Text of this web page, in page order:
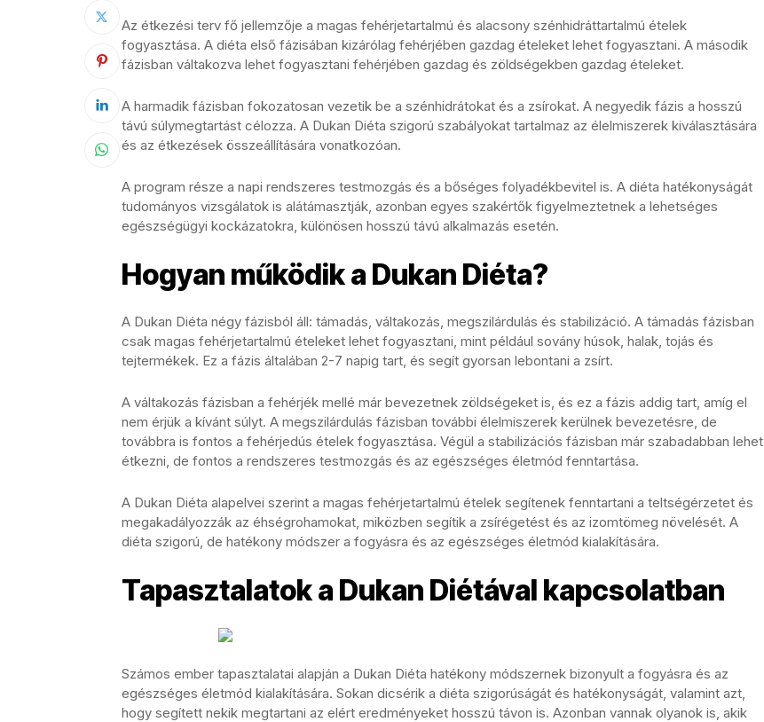
Az étkezési terv fő jellemzője a magas fehérjetartalmú és alacsony szénhidráttartalmú ételek
fogyasztása. A diéta első fázisában kizárólag fehérjében gazdag ételeket lehet fogyasztani. A második
fázisban váltakozva lehet fogyasztani fehérjében gazdag és zöldségekben gazdag ételeket.
A harmadik fázisban fokozatosan vezetik be a szénhidrátokat és a zsírokat. A negyedik fázis a hosszú
távú súlymegtartást célozza. A Dukan Diéta szigorú szabályokat tartalmaz az élelmiszerek kiválasztására
és az étkezések összeállítására vonatkozóan.
A program része a napi rendszeres testmozgás és a bőséges folyadékbevitel is. A diéta hatékonyságát
tudományos vizsgálatok is alátámasztják, azonban egyes szakértők figyelmeztetnek a lehetséges
egészségügyi kockázatokra, különösen hosszú távú alkalmazás esetén.
Hogyan működik a Dukan Diéta?
A Dukan Diéta négy fázisból áll: támadás, váltakozás, megszilárdulás és stabilizáció. A támadás fázisban
csak magas fehérjetartalmú ételeket lehet fogyasztani, mint például sovány húsok, halak, tojás és
tejtermékek. Ez a fázis általában 2-7 napig tart, és segít gyorsan lebontani a zsírt.
A váltakozás fázisban a fehérjék mellé már bevezetnek zöldségeket is, és ez a fázis addig tart, amíg el
nem érjük a kívánt súlyt. A megszilárdulás fázisban további élelmiszerek kerülnek bevezetésre, de
továbbra is fontos a fehérjedús ételek fogyasztása. Végül a stabilizációs fázisban már szabadabban lehet
étkezni, de fontos a rendszeres testmozgás és az egészséges életmód fenntartása.
A Dukan Diéta alapelvei szerint a magas fehérjetartalmú ételek segítenek fenntartani a teltségérzetet és
megakadályozzák az éhségrohamokat, miközben segítik a zsírégetést és az izomtömeg növelését. A
diéta szigorú, de hatékony módszer a fogyásra és az egészséges életmód kialakítására.
Tapasztalatok a Dukan Diétával kapcsolatban
Számos ember tapasztalatai alapján a Dukan Diéta hatékony módszernek bizonyult a fogyásra és az
egészséges életmód kialakítására. Sokan dicsérik a diéta szigorúságát és hatékonyságát, valamint azt,
hogy segített nekik megtartani az elért eredményeket hosszú távon is. Azonban vannak olyanok is, akik